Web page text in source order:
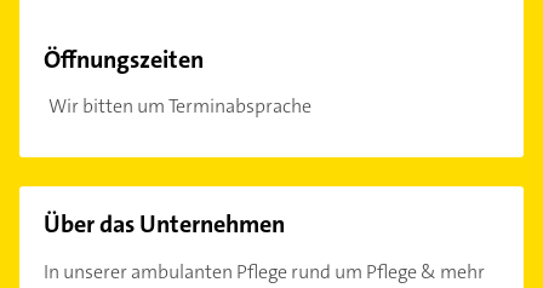
Öffnungszeiten
Wir bitten um Terminabsprache
Über das Unternehmen
In unserer ambulanten Pflege rund um Pflege & mehr